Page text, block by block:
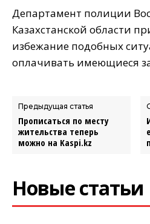
Департамент полиции
Казахстанской области
избежание подобных
оплачивать имеющиеся
Предыдущая статья
Прописаться по месту
жительства теперь
можно на Kaspi.kz
Новые статьи